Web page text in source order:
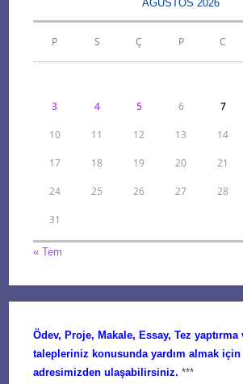
AĞUSTOS 2026
P S Ç P C
3 4 5 6 7
10 11 12 13 14
17 18 19 20 21
24 25 26 27 28
31
« Tem
Ödev, Proje, Makale, Essay, Tez yaptırma
talepleriniz konusunda yardım almak için
adresimizden ulaşabilirsiniz. ***